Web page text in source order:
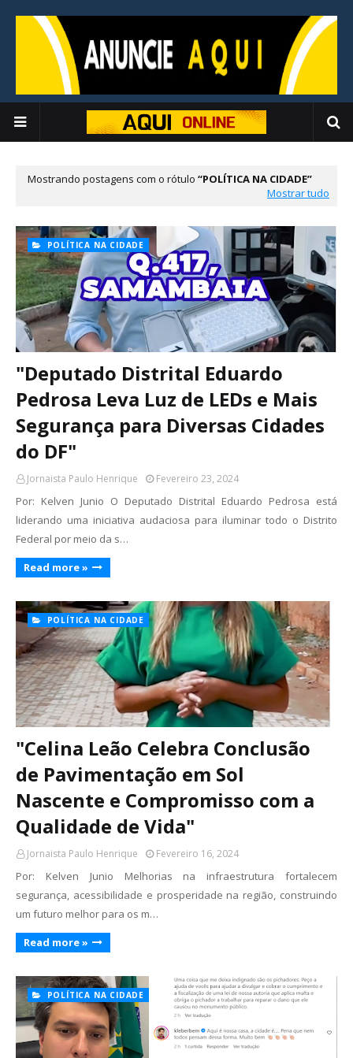
Mostrando postagens com o rótulo
POLÍTICA NA CIDADE
Mostrar tudo
POLÍTICA NA CIDADE
"Deputado Distrital Eduardo
Pedrosa Leva Luz de LEDs e Mais
Segurança para Diversas Cidades
do DF"
Jornaista Paulo Henrique Fevereiro 23, 2024
Por: Kelven Junio O Deputado Distrital Eduardo Pedrosa está
liderando uma iniciativa audaciosa para iluminar todo o Distrito
Federal por meio da s…
Read more »
POLÍTICA NA CIDADE
"Celina Leão Celebra Conclusão
de Pavimentação em Sol
Nascente e Compromisso com a
Qualidade de Vida"
Jornaista Paulo Henrique Fevereiro 16, 2024
Por: Kelven Junio Melhorias na infraestrutura fortalecem
segurança, acessibilidade e prosperidade na região, construindo
um futuro melhor para os m…
Read more »
POLÍTICA NA CIDADE